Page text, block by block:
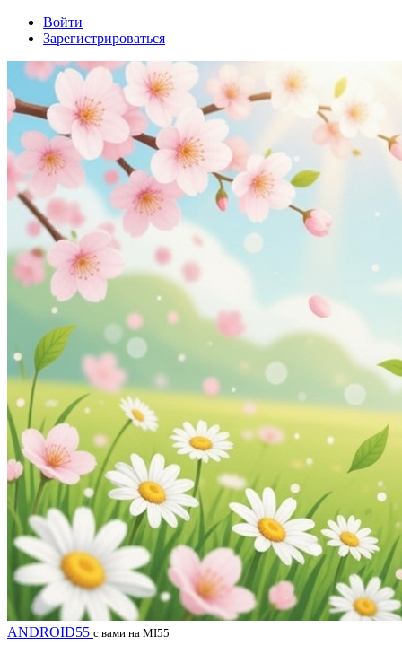
Войти
Зарегистрироваться
ANDROID55 с вами на MI55